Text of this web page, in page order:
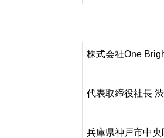
株式会社One
代表取締役社長
兵庫県神戸市中央